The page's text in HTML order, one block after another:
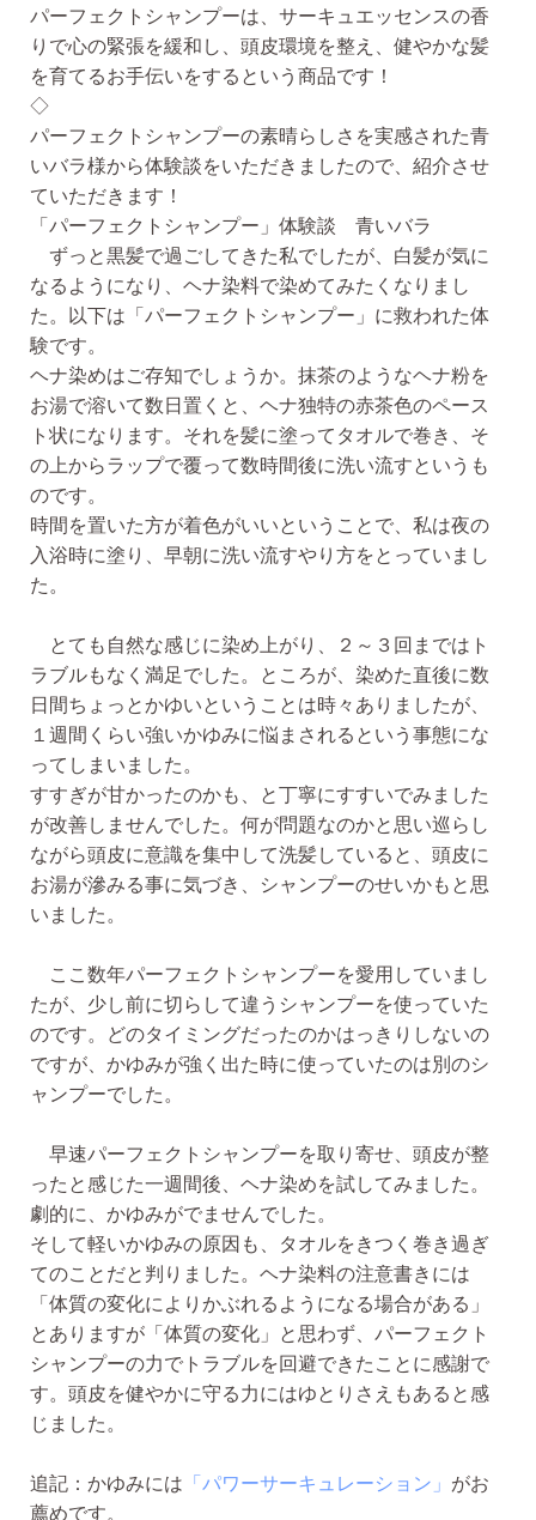
パーフェクトシャンプーは、サーキュエッセンスの香
りで心の緊張を緩和し、頭皮環境を整え、健やかな髪
を育てるお手伝いをする という商品です！
◇
パーフェクトシャンプーの素晴らしさを実感された青
いバラ様から体験談をいただきましたので、紹介させ
ていただきます！
「パーフェクトシャンプー」体験談 青いバラ
ずっと黒髪で過ごしてきた私でしたが、 白髪が気に
なるようになり、ヘナ染料で染めてみたくなりまし
た。
以下は「パーフェクトシャンプー」に救われた体
験です。
ヘナ染めはご存知でしょうか。抹茶のようなヘナ粉を
お湯で溶いて数日置くと、ヘナ独特の赤茶色のペース
ト状になります。それを髪に塗ってタオルで巻き、そ
の上からラップで覆って数時間後に洗い流すというも
のです。
時間を置いた方が着色がいいということで、私は夜の
入浴時に塗り、早朝に洗い流すやり方をとっていまし
た。
とても自然な感じに染め上がり、２～３回まではト
ラブルもなく満足でした。
ところが、 染めた直後に数
日間ちょっとかゆいということは時々ありましたが、
１週間くらい強いかゆみに悩まされるという事態にな
ってしまいました。
すすぎが甘かったのかも、と丁寧にすすいでみました
が改善しませんでした。 何が問題なのかと思い巡らし
ながら頭皮に意識を集中して洗髪していると、頭皮に
お湯が滲みる事に気づき、シャンプーのせいかもと思
いました。
ここ数年パーフェクトシャンプーを愛用していまし
たが、少し前に切らして違うシャンプーを使っていた
のです。どのタイミングだったのかはっきりしないの
ですが、かゆみが強く出た時に使っていたのは別のシ
ャンプーでした。
早速パーフェクトシャンプーを取り寄せ、頭皮が整
ったと感じた一週間後、ヘナ染めを試してみました。
劇的に、かゆみがでませんでした。
そして軽いかゆみの原因も、タオルをきつく巻き過ぎ
てのことだと判りました。ヘナ染料の注意書きには
「体質の変化によりかぶれるようになる場合がある」
とありますが「体質の変化」と思わず、 パーフェクト
シャンプーの力でトラブルを回避できたことに感謝で
す。頭皮を健やかに守る力にはゆとりさえもあると感
じました。
追記：かゆみには 「パワーサーキュレーション」 がお
薦めです。